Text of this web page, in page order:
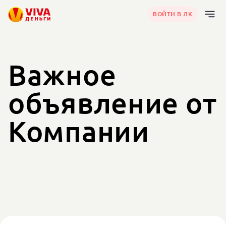
ВОЙТИ В ЛК
Важное
объявление от
Компании